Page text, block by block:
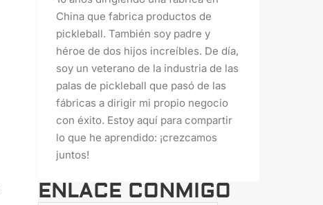
China que fabrica productos de
pickleball. También soy padre y
héroe de dos hijos increíbles. De día,
soy un veterano de la industria de las
palas de pickleball que pasó de las
fábricas a dirigir mi propio negocio
con éxito. Estoy aquí para compartir
lo que he aprendido: ¡crezcamos
juntos!
ENLACE CONMIGO